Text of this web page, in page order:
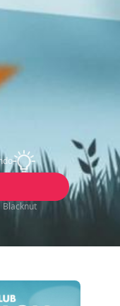
Blacknut